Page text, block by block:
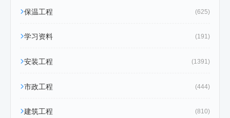
保温工程 (625)
学习资料 (191)
安装工程 (1391)
市政工程 (444)
建筑工程 (810)